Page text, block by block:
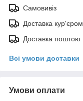
Самовивіз
Доставка кур'єром
Доставка поштою
Всі умови доставки
Умови оплати